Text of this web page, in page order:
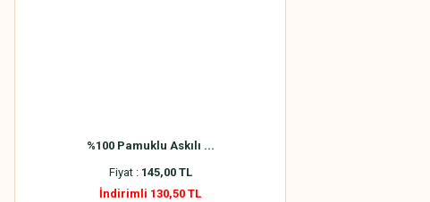
%100 Pamuklu Askılı ...
Fiyat : 145,00 TL
İndirimli 130,50 TL